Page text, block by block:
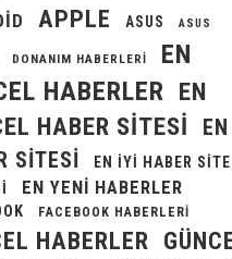
APPLE ASUS ASUS
DONANIM HABERLERI
EN
HABERLER EN
HABER SITESI
SITESI
EN IYI HABER
EN YENI HABERLER
FACEBOOK HABERLERI
HABERLER